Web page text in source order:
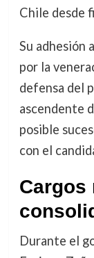
Chile desde
Su adhesión
por la
defensa del
ascendente
posible
con el
Cargos
Durante el